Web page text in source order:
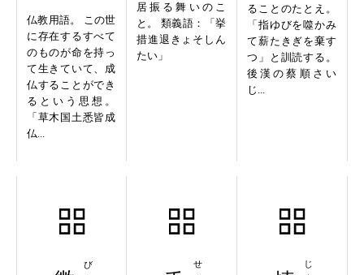
仏教用語。 この世
に存在するすべて
のものが命を持っ
て生きていて、成
仏することができ
るという思想。
「草木国土悉皆成
仏...
居振る舞いのこ
と。 類義語：「挙
措進退きょそしん
たい」
ることのたとえ。
「指ゆびを噬かみ
て薪たきぎを棄す
つ」と訓読する。
後漢の蔡順さい
じ...